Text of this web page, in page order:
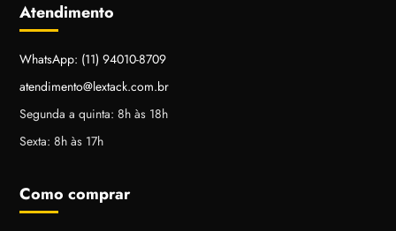
Atendimento
WhatsApp: (11) 94010-8709
atendimento@lextack.com.br
Segunda a quinta: 8h às 18h
Sexta: 8h às 17h
Como comprar